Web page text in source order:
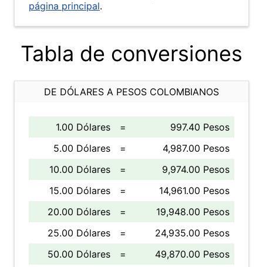
página principal.
Tabla de conversiones
DE DÓLARES A PESOS COLOMBIANOS
1.00 Dólares =
997.40 Pesos
5.00 Dólares
=
4,987.00 Pesos
10.00 Dólares
=
9,974.00 Pesos
15.00 Dólares
=
14,961.00 Pesos
20.00 Dólares
=
19,948.00 Pesos
25.00 Dólares
=
24,935.00 Pesos
50.00 Dólares
=
49,870.00 Pesos